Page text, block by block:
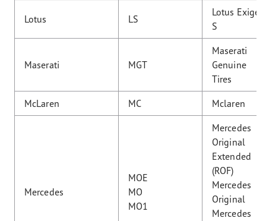
Lotus LS
Lotus Exige
S
Maserati MGT
Maserati
Genuine
Tires
McLaren MC Mclaren
Mercedes
MOE
MO
MO1
Mercedes
Original
Extended
(ROF)
Mercedes
Original
Mercedes